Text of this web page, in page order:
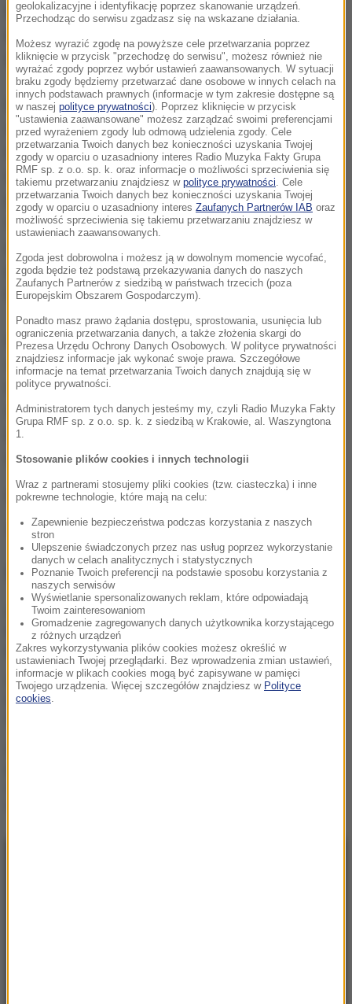
trafiły do pierwszych 15 osób, które wzięły udział
się mailowo
Matki, żony, policjantki - poddane niezwykłej presji w
wymarzonej pracy. Często to one prowadzą
najmroczniejsze śledztwa i osiągają lepsze wyniki
niż mężczyźni. Równouprawnienie dotarło do
polskiej policji. W 2015 roku 40% nowo przyjętych do
tej służby stanowiły kobiety. Patryk Vega jako
polskich funkcjonariuszek! - czytamy w opisie
książki.
Przypomnijmy, że 11 listopada do kin trafiła filmowa
wersja opowieści o polskich policjantkach. "Pitbull.
Niebezpieczne kobiety" już stał się kinowym hitem.
W filmie występują m.in. Maja Ostaszewska, Alicja
Bachleda Curuś, Joanna Kulig oraz Anna
Dereszowska.
(mal)
Źródło: RMF FM
NAJWAŻNIEJSZE FAKTY
klatce PRL-u. Legenda i
prawda o Kalinie Jędrusik
Ten obraz pobił
geolokalizacyjne i identyfikację poprzez skanowanie urządzeń.
Przechodząc do serwisu zgadzasz się na wskazane działania.
Możesz wyrazić zgodę na powyższe cele przetwarzania poprzez
kliknięcie w przycisk "przechodzę do serwisu", możesz również nie
wyrażać zgody poprzez wybór ustawień zaawansowanych. W sytuacji
braku zgody będziemy przetwarzać dane osobowe w innych celach na
innych podstawach prawnych (informacje w tym zakresie dostępne są
w naszej polityce prywatności). Poprzez kliknięcie w przycisk
"ustawienia zaawansowane" możesz zarządzać swoimi preferencjami
przed wyrażeniem zgody lub odmową udzielenia zgody. Cele
przetwarzania Twoich danych bez konieczności uzyskania Twojej
zgody w oparciu o uzasadniony interes Radio Muzyka Fakty Grupa
RMF sp. z o.o. sp. k. oraz informacje o możliwości sprzeciwienia się
takiemu przetwarzaniu znajdziesz w polityce prywatności. Cele
przetwarzania Twoich danych bez konieczności uzyskania Twojej
zgody w oparciu o uzasadniony interes Zaufanych Partnerów IAB oraz
możliwość sprzeciwienia się takiemu przetwarzaniu znajdziesz w
ustawieniach zaawansowanych.
Zgoda jest dobrowolna i możesz ją w dowolnym momencie wycofać,
zgoda będzie też podstawą przekazywania danych do naszych
Zaufanych Partnerów z siedzibą w państwach trzecich (poza
Europejskim Obszarem Gospodarczym).
Ponadto masz prawo żądania dostępu, sprostowania, usunięcia lub
ograniczenia przetwarzania danych, a także złożenia skargi do
Prezesa Urzędu Ochrony Danych Osobowych. W polityce prywatności
znajdziesz informacje jak wykonać swoje prawa. Szczegółowe
informacje na temat przetwarzania Twoich danych znajdują się w
polityce prywatności.
Administratorem tych danych jesteśmy my, czyli Radio Muzyka Fakty
Grupa RMF sp. z o.o. sp. k. z siedzibą w Krakowie, al. Waszyngtona
1.
Stosowanie plików cookies i innych technologii
Wraz z partnerami stosujemy pliki cookies (tzw. ciasteczka) i inne
pokrewne technologie, które mają na celu:
Zapewnienie bezpieczeństwa podczas korzystania z naszych
stron
Ulepszenie świadczonych przez nas usług poprzez wykorzystanie
danych w celach analitycznych i statystycznych
Poznanie Twoich preferencji na podstawie sposobu korzystania z
naszych serwisów
Wyświetlanie spersonalizowanych reklam, które odpowiadają
Twoim zainteresowaniom
Gromadzenie zagregowanych danych użytkownika korzystającego
z różnych urządzeń
Zakres wykorzystywania plików cookies możesz określić w
ustawieniach Twojej przeglądarki. Bez wprowadzenia zmian ustawień,
informacje w plikach cookies mogą być zapisywane w pamięci
Twojego urządzenia. Więcej szczegółów znajdziesz w Polityce
cookies.